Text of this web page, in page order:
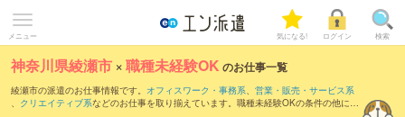
メニュー 気になる! ログイン 検索
神奈川県綾瀬市 ×職種未経験OK のお仕事一覧
綾瀬市の派遣のお仕事情報です。 オフィスワーク・事務系、 営業・販売・サービス系
、 クリエイティブ系などのお仕事を取り揃えています。職種未経験OKの条件の他に、